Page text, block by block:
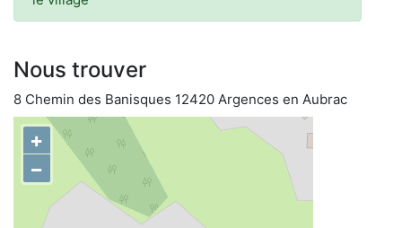
Nous trouver
8 Chemin des Banisques 12420 Argences en Aubrac
+
−